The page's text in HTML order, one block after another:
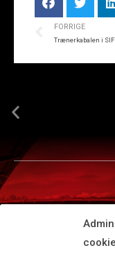
FORRIGE